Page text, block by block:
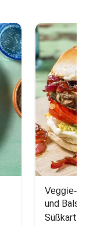
Veggie-
und